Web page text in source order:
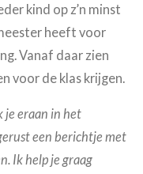
kind op z’n minst
heeft voor
Vanaf daar zien
voor de klas krijgen.
je eraan in het
een berichtje met
Ik help je graag